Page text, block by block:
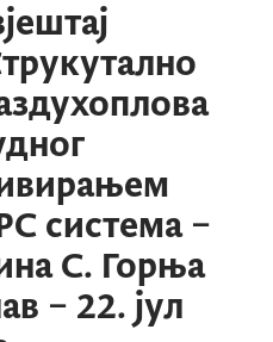
система –
С. Горња
– 22. јул